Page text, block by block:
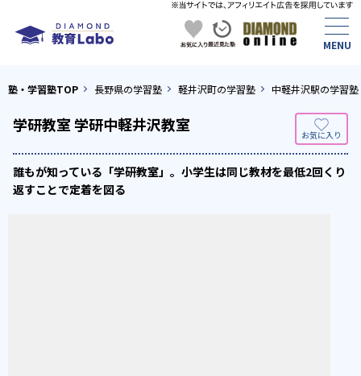
塾・学習塾TOP 長野県の学習塾 軽井沢町の学習塾 中軽井沢駅の学習塾
学研教室 学研中軽井沢教室
誰もが知っている「学研教室」。小学生は同じ教材を最低2回くり
返すことで定着を図る